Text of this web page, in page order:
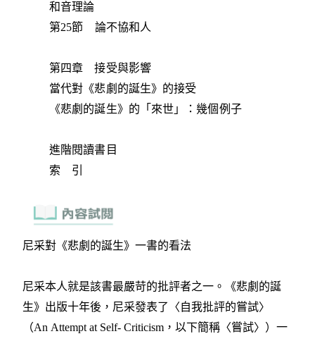
和音理論
第25節 論不協和人
第四章 接受與影響
當代對《悲劇的誕生》的接受
《悲劇的誕生》的「來世」：幾個例子
進階閱讀書目
索 引